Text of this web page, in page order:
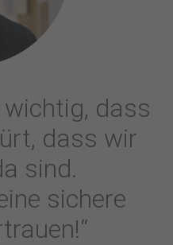
wichtig, dass
dass wir
sind.
sichere